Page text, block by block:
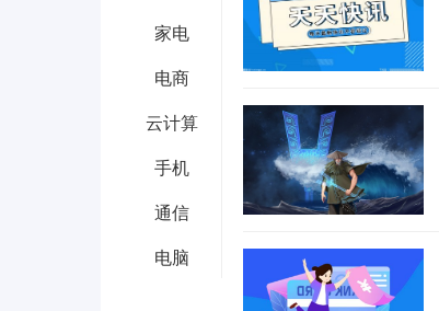
家电
电商
云计算
手机
通信
电脑